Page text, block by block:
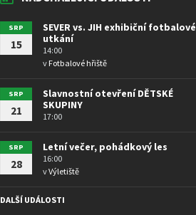
SRP
15
SEVER vs. JIH exhibiční fotbalové
utkání
14:00
v Fotbalové hřiště
SRP
21
Slavnostní otevření DĚTSKÉ
SKUPINY
17:00
SRP
28
Letní večer, pohádkový les
16:00
vVýletiště
DALŠÍ UDÁLOSTI